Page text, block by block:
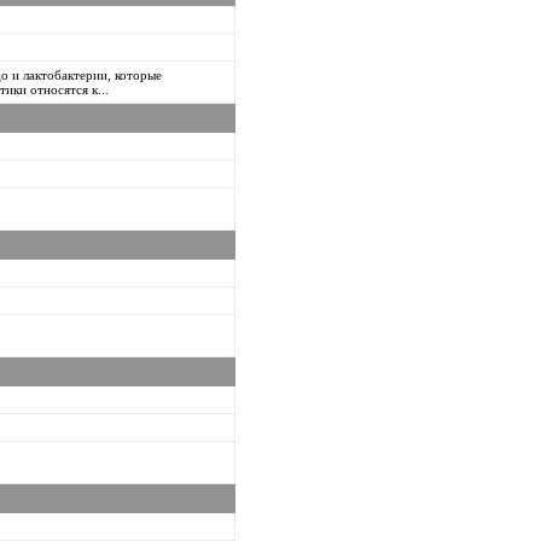
и лактобактерии, которые
относятся к...